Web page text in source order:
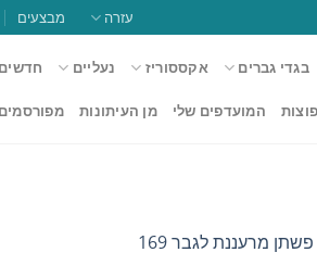
עזרה מבצעים
בגדי גברים אקססוריז נעליים חדשים
המועדפים שלי מן העיתונות מפורסמים
מרעננת לגבר 169